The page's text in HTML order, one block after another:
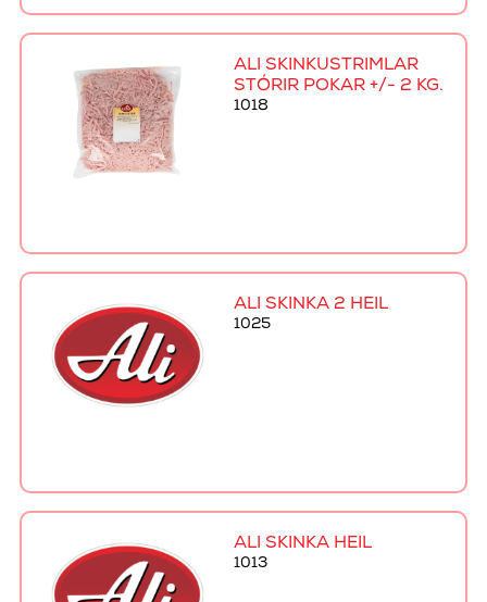
ALI SKINKUSTRIMLAR
STÓRIR POKAR +/- 2 KG.
1018
ALI SKINKA 2 HEIL
1025
ALI SKINKA HEIL
1013